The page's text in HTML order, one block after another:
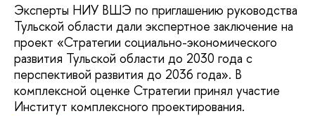
Эксперты НИУ ВШЭ по приглашению руководства
Тульской области дали экспертное заключение на
проект «Стратегии социально-экономического
развития Тульской области до 2030 года с
перспективой развития до 2036 года». В
комплексной оценке Стратегии принял участие
Институт комплексного проектирования.